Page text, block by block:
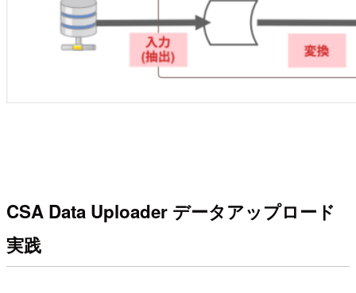
CSA Data Uploader データアップロード
実践